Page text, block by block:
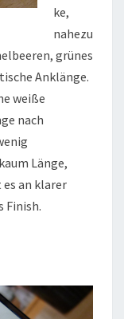
ke,
nahezu
grünes
Anklänge.
weiße
nach
Länge,
an klarer
Finish.